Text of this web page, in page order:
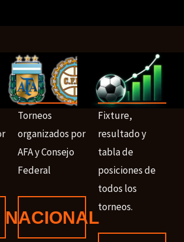
Torneos
organizados por
AFA y Consejo
Federal
NACIONAL
Fixture,
resultado y
tabla de
posiciones de
todos los
torneos.